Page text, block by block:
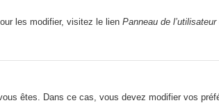
les modifier, visitez le lienPanneau de l’utilisateur
êtes. Dans ce cas, vous devez modifier vos